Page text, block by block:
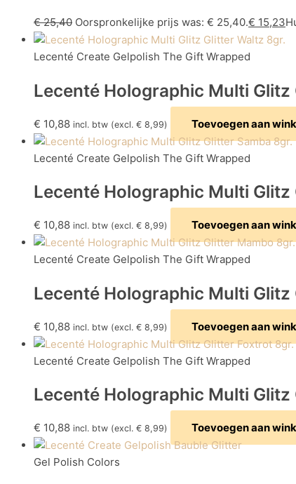
€25,40 Oorspronkelijke prijs was: € 25,40.€ 15,23
Lecenté Create Gelpolish The Gift Wrapped
Lecenté Holographic Multi
€ 10,88 incl. btw (excl. € 8,99) Toevoegen aan
Lecenté Create Gelpolish The Gift Wrapped
Lecenté Holographic Multi Glitz
€ 10,88 incl. btw (excl. € 8,99) Toevoegen aan
Lecenté Create Gelpolish The Gift Wrapped
Lecenté Holographic Multi
€ 10,88 incl. btw (excl. € 8,99) Toevoegen aan
Lecenté Create Gelpolish The Gift Wrapped
Lecenté Holographic Multi
€ 10,88 incl. btw (excl. € 8,99) Toevoegen aan
Gel Polish Colors